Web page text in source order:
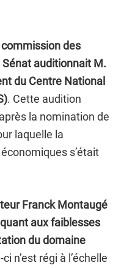
des
auditionnait M.
du Centre National
. Cette audition
la nomination de
laquelle la
s’était
Franck Montaugé
aux faiblesses
du domaine
n’est régi à l’échelle